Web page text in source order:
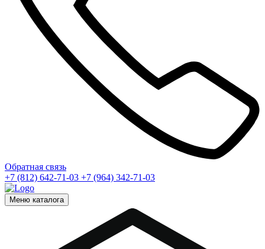
Обратная связь
+7 (812) 642-71-03 +7 (964) 342-71-03
Меню каталога